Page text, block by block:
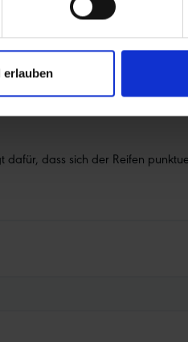
erlauben
Bremstraktion – bei
Overall-Sieg 2022 unterstreichen
ist GRAVITY
radial: mehr Grip, mehr
dass sich der Reifen